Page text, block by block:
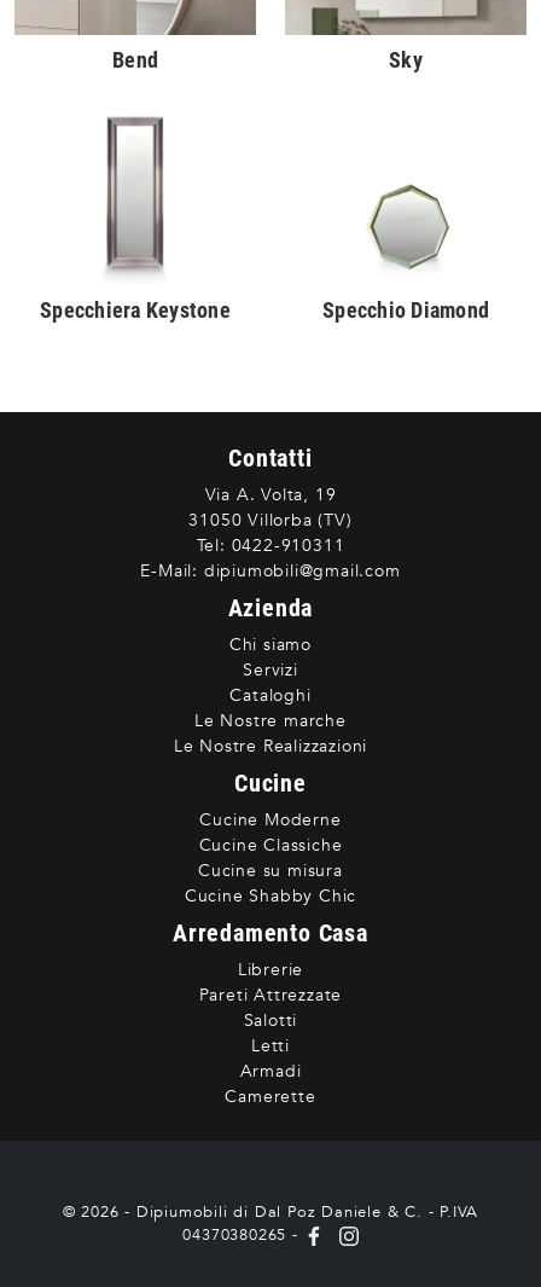
Bend Sky
Specchiera Keystone Specchio Diamond
Contatti
Via A. Volta, 19
31050 Villorba (TV)
Tel: 0422-910311
E-Mail: dipiumobili@gmail.com
Azienda
Chi siamo
Servizi
Cataloghi
Le Nostre marche
Le Nostre Realizzazioni
Cucine
Cucine Moderne
Cucine Classiche
Cucine su misura
Cucine Shabby Chic
Arredamento Casa
Librerie
Pareti Attrezzate
Salotti
Letti
Armadi
Camerette
© 2026 - Dipiumobili di Dal Poz Daniele & C. - P.IVA
04370380265 -